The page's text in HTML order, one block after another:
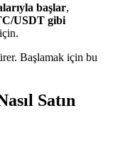
veri analizi.
başlar,
USDT gibi
Başlamak için bu
Satın